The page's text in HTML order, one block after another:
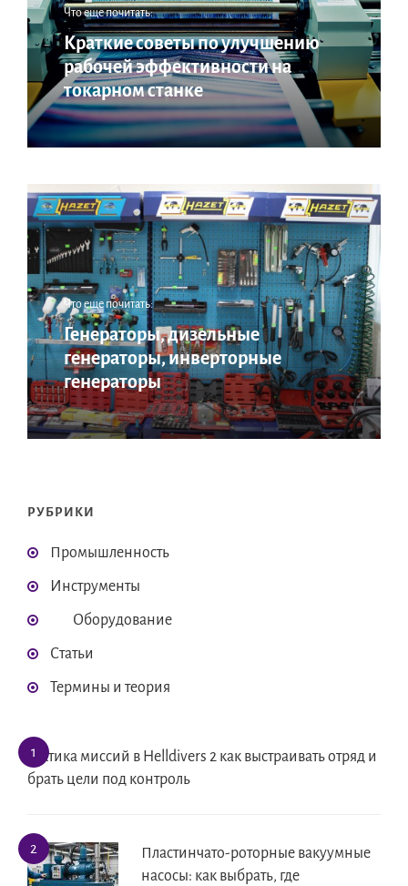
Что еще почитать:
Краткие советы по улучшению
рабочей эффективности на
токарном станке
Что еще почитать:
Генераторы, дизельные
генераторы, инверторные
генераторы
РУБРИКИ
Промышленность
Инструменты
Оборудование
Статьи
Термины и теория
Тактика миссий в Helldivers 2 как выстраивать отряд и
брать цели под контроль
Пластинчато-роторные вакуумные
насосы: как выбрать, где